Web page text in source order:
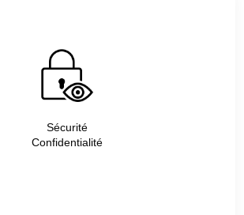
Sécurité
Confidentialité